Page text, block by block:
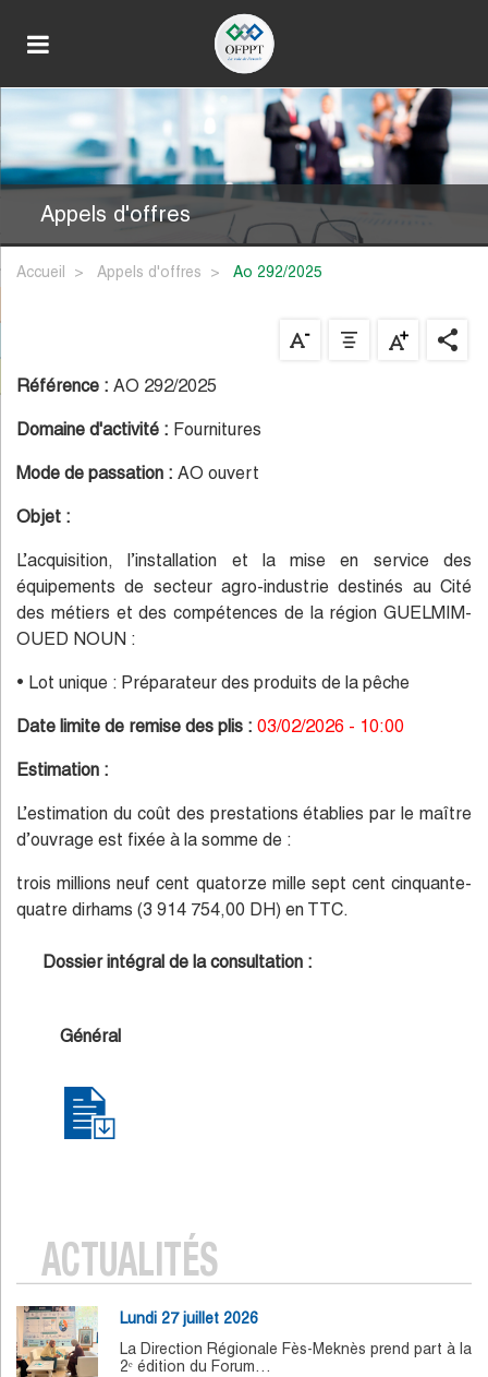
Appels d'offres
Accueil Appels d'offres ao 292/2025
Référence : AO 292/2025
Domaine d'activité : Fournitures
Mode de passation : AO ouvert
Objet :
L’acquisition, l’installation et la mise en service des
équipements de secteur agro-industrie destinés au Cité
des métiers et des compétences de la région GUELMIM-
OUED NOUN :
• Lot unique : Préparateur des produits de la pêche
Date limite de remise des plis : 03/02/2026 - 10:00
Estimation :
L’estimation du coût des prestations établies par le maître
d’ouvrage est fixée à la somme de :
trois millions neuf cent quatorze mille sept cent cinquante-
quatre dirhams (3 914 754,00 DH) en TTC.
Dossier intégral de la consultation :
Général
ACTUALITÉS
Lundi 27 juillet 2026
La Direction Régionale Fès-Meknès prend part à la
2ᵉ édition du Forum…